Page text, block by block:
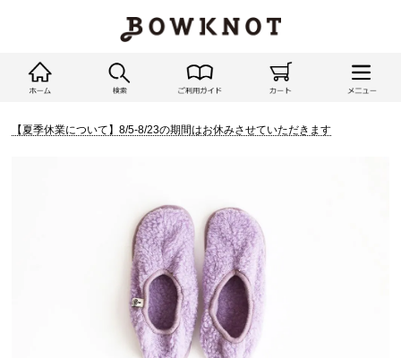
【夏季休業について】8/5-8/23の期間はお休みさせていただきます